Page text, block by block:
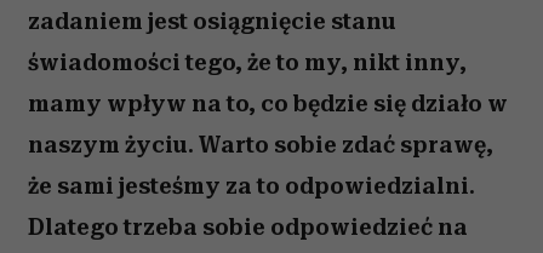
zadaniem jest osiągnięcie stanu
świadomości tego, że to my, nikt inny,
mamy wpływ na to, co będzie się działo w
naszym życiu. Warto sobie zdać sprawę,
że sami jesteśmy za to odpowiedzialni.
Dlatego trzeba sobie odpowiedzieć na